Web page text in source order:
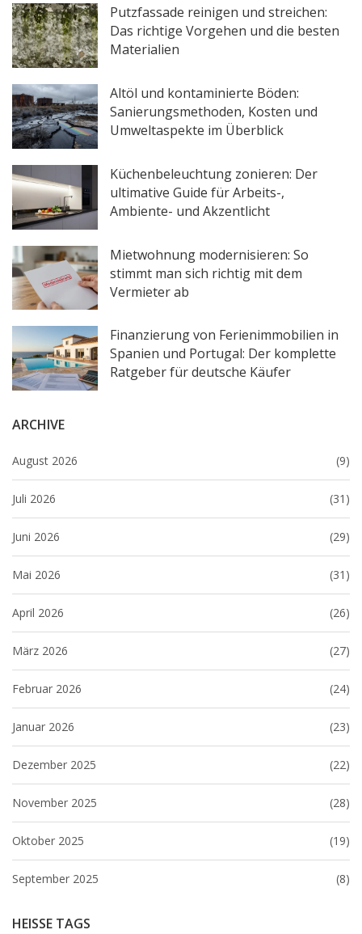
Putzfassade reinigen und streichen:
Das richtige Vorgehen und die besten
Materialien
Altöl und kontaminierte Böden:
Sanierungsmethoden, Kosten und
Umweltaspekte im Überblick
Küchenbeleuchtung zonieren: Der
ultimative Guide für Arbeits-,
Ambiente- und Akzentlicht
Mietwohnung modernisieren: So
stimmt man sich richtig mit dem
Vermieter ab
Finanzierung von Ferienimmobilien in
Spanien und Portugal: Der komplette
Ratgeber für deutsche Käufer
ARCHIVE
August 2026 (9)
Juli 2026 (31)
Juni 2026 (29)
Mai 2026 (31)
April 2026 (26)
März 2026 (27)
Februar 2026 (24)
Januar 2026 (23)
Dezember 2025 (22)
November 2025 (28)
Oktober 2025 (19)
September 2025 (8)
HEISSE TAGS